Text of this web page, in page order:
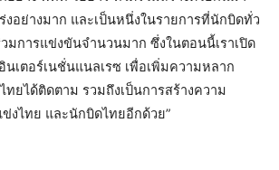
อย่างมาก และเป็นหนึ่งในรายการที่นักบิดทั่ว
วมการแข่งขันจำนวนมาก ซึ่งในตอนนี้เราเปิด
นเตอร์เนชั่นแนลเรซ เพื่อเพิ่มความหลาก
ยได้ติดตาม รวมถึงเป็นการสร้างความ
งไทย และนักบิดไทยอีกด้วย”